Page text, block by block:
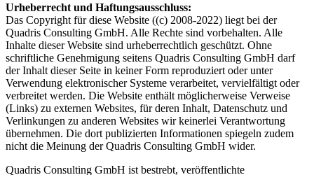
Urheberrecht und Haftungsausschluss:
Das Copyright für diese Website ((c) 2008-2022) liegt bei der
Quadris Consulting GmbH. Alle Rechte sind vorbehalten. Alle
Inhalte dieser Website sind urheberrechtlich geschützt. Ohne
schriftliche Genehmigung seitens Quadris Consulting GmbH darf
der Inhalt dieser Seite in keiner Form reproduziert oder unter
Verwendung elektronischer Systeme verarbeitet, vervielfältigt oder
verbreitet werden. Die Website enthält möglicherweise Verweise
(Links) zu externen Websites, für deren Inhalt, Datenschutz und
Verlinkungen zu anderen Websites wir keinerlei Verantwortung
übernehmen. Die dort publizierten Informationen spiegeln zudem
nicht die Meinung der Quadris Consulting GmbH wider.
Quadris Consulting GmbH ist bestrebt, veröffentlichte